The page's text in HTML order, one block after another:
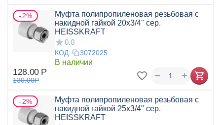
2%
Муфта полипропиленовая резьбовая с
накидной гайкой 20x3/4" сер.
HEISSKRAFT
0.0
КОД: 3072025
В наличии
128.00 Р
130.00Р +
−
2%
Муфта полипропиленовая резьбовая с
накидной гайкой 25x3/4" сер.
HEISSKRAFT